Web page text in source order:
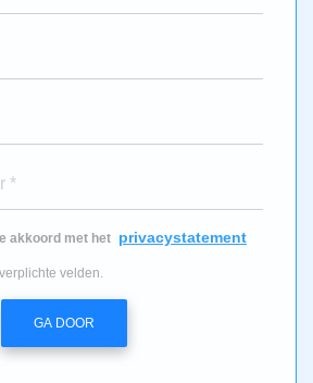
*
akkoord met het privacystatement
velden.
GA DOOR